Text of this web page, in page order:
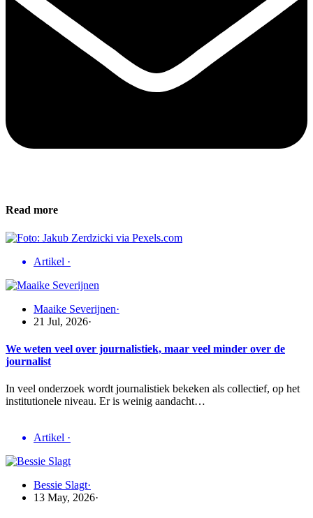
Read more
Artikel ·
Maaike Severijnen·
21 Jul, 2026·
We weten veel over journalistiek, maar veel minder over de
journalist
In veel onderzoek wordt journalistiek bekeken als collectief, op het
institutionele niveau. Er is weinig aandacht…
Artikel ·
Bessie Slagt·
13 May, 2026·